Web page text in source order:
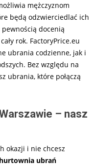
mężczyznom
będą odzwierciedlać ich
docenią
rok. FactoryPrice.eu
ubrania codzienne, jak i
Bez względu na
ubrania, które połączą
– nasz
okazji i nie chcesz
ubrań